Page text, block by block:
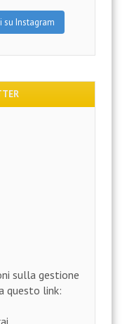
su Instagram
sulla gestione
questo link: